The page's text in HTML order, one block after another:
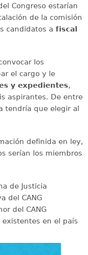
Congreso estarían
de la comisión
candidatos a fiscal
los
el cargo y le
y expedientes,
aspirantes. De entre
tendría que elegir al
definida en ley,
serían los miembros
de Justicia
del CANG
del CANG
en el país